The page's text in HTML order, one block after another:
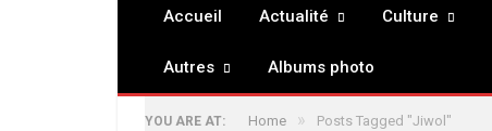
Accueil Actualité Culture
Autres Albums photo
YOU ARE AT: Home » Posts Tagged "Jiwol"